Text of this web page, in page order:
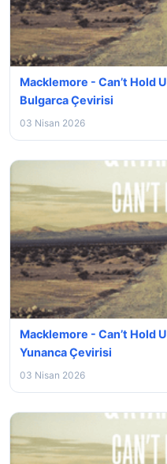
Macklemore - Can’t Hold
Bulgarca Çevirisi
03 Nisan 2026
Macklemore - Can’t Hold
Yunanca Çevirisi
03 Nisan 2026